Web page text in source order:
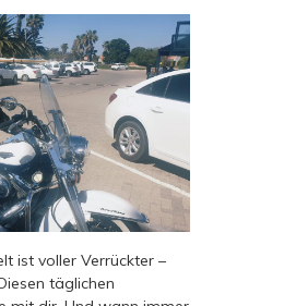
ist voller Verrückter –
täglichen